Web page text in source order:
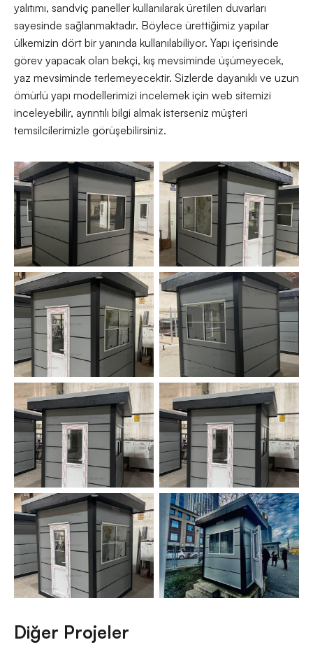
yalıtımı, sandviç paneller kullanılarak üretilen duvarları
sayesinde sağlanmaktadır. Böylece ürettiğimiz yapılar
ülkemizin dört bir yanında kullanılabiliyor. Yapı içerisinde
görev yapacak olan bekçi, kış mevsiminde üşümeyecek,
yaz mevsiminde terlemeyecektir. Sizlerde dayanıklı ve uzun
ömürlü yapı modellerimizi incelemek için web sitemizi
inceleyebilir, ayrıntılı bilgi almak isterseniz müşteri
temsilcilerimizle görüşebilirsiniz.
Diğer Projeler